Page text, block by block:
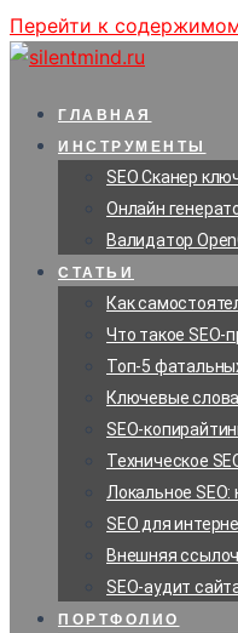
Перейти к
ГЛАВНАЯ
ИНСТРУМЕНТЫ
SEO Сканер
Онлайн
Валидатор
СТАТЬИ
Как
Что такое SEO-
Топ-5
Ключевые
SEO-
Техническое
Локальное
SEO для
Внешняя
SEO-аудит
ПОРТФОЛИО